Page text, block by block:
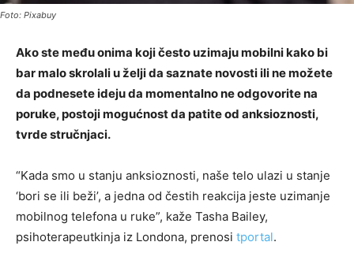
Foto: Pixabuy
Ako ste među onima koji često uzimaju mobilni kako bi
bar malo skrolali u želji da saznate novosti ili ne možete
da podnesete ideju da momentalno ne odgovorite na
poruke, postoji mogućnost da patite od anksioznosti,
tvrde stručnjaci.
“Kada smo u stanju anksioznosti, naše telo ulazi u stanje
‘bori se ili beži’, a jedna od čestih reakcija jeste uzimanje
mobilnog telefona u ruke”, kaže Tasha Bailey,
psihoterapeutkinja iz Londona, prenosi tportal.